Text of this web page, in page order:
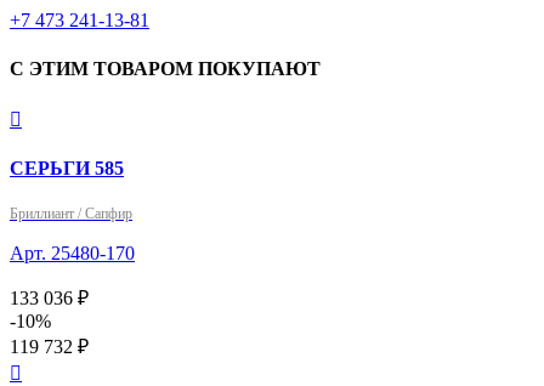
+7 473 241-13-81
С ЭТИМ ТОВАРОМ ПОКУПАЮТ

СЕРЬГИ 585
Бриллиант / Сапфир
Арт. 25480-170
133 036 ₽
-10%
119 732 ₽
